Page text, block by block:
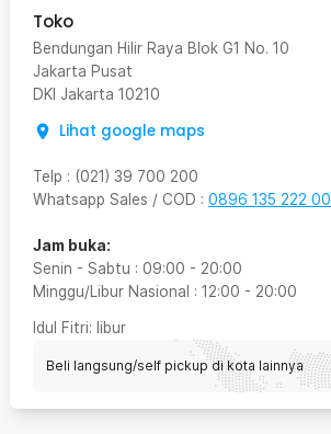
Toko
Bendungan Hilir Raya Blok G1 No. 10
Jakarta Pusat
DKI Jakarta 10210
Lihat google maps
Telp : (021) 39 700 200
Whatsapp Sales / COD : 0896 135 222 00
Jam buka:
Senin - Sabtu : 09:00 - 20:00
Minggu/Libur Nasional : 12:00 - 20:00
Idul Fitri: libur
Beli langsung/self pickup di kota lainnya